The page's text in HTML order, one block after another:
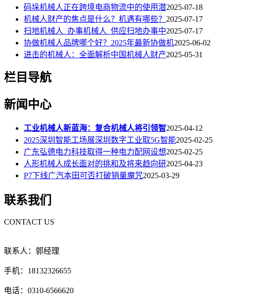
码垛机械人正在跨境电商物流中的使用潜2025-07-18
机械人财产的焦点是什么？机遇有哪些？ 2025-07-17
扫地机械人_办事机械人_供应扫地办事中2025-07-17
协做机械人品牌哪个好？2025年最新协做机2025-06-02
进击的机械人：全面解析中国机械人财产2025-05-31
栏目导航
新闻中心
工业机械人新蓝海：复合机械人将引领智2025-04-12
2025深圳智能工场展深圳数字工业取5G智能2025-02-25
广东弘德电力科技取得一种电力配网设想2025-02-25
人形机械人成长面对的挑和及将来趋向研2025-04-23
P7下线广汽本田可否打破销量魔咒2025-03-29
联系我们
CONTACT US
联系人：郭经理
手机：18132326655
电话：0310-6566620